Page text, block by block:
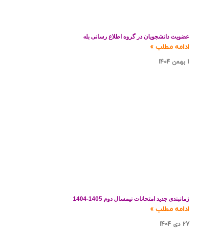
عضویت دانشجویان در گروه اطلاع رسانی بله
ادامه مطلب »
زمانبندی جدید امتحانات نیمسال دوم 1405-1404
ادامه مطلب »
27 دی 1404